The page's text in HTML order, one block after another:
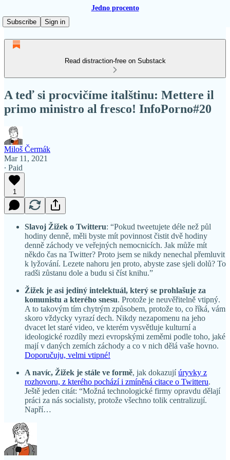
Jedno procento
Subscribe
Sign in
Read distraction-free on Substack
A teď si procvičíme italštinu: Mettere il
primo ministro al fresco! InfoPorno#20
Miloš Čermák
Mar 11, 2021
∙ Paid
1
Slavoj Žižek o Twitteru: “Pokud tweetujete déle než půl
hodiny denně, měli byste mít povinnost čistit dvě hodiny
denně záchody ve veřejných nemocnicích. Jak může mít
někdo čas na Twitter? Proto jsem se nikdy nenechal přemluvit
k lyžování. Lezete nahoru jen proto, abyste zase sjeli dolů? To
radši zůstanu dole a budu si číst knihu.”
Žižek je asi jediný intelektuál, který se prohlašuje za
komunistu a kterého snesu. Protože je neuvěřitelně vtipný.
A to takovým tím chytrým způsobem, protože to, co říká, vám
skoro vždycky vyrazí dech. Nikdy nezapomenu na jeho
dvacet let staré video, ve kterém vysvětluje kulturní a
ideologické rozdíly mezi evropskými zeměmi podle toho, jaké
mají v daných zemích záchody a co v nich dělá vaše hovno.
Doporučuju, velmi vtipné!
A navíc, Žižek je stále ve formě, jak dokazujíúryvky z
rozhovoru, z kterého pochází i zmíněná citace o Twitteru.
Ještě jeden citát: “Možná technologické firmy opravdu dělají
práci za nás socialisty, protože všechno tolik centralizují.
Napří…